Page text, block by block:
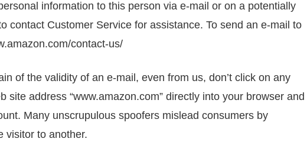
information to this person via e-mail or on a potentially
contact Customer Service for assistance. To send an e-mail to
contact-us/
of the validity of an e-mail, even from us, don’t click on any
site address “www.amazon.com” directly into your browser and
Many unscrupulous spoofers mislead consumers by
visitor to another.